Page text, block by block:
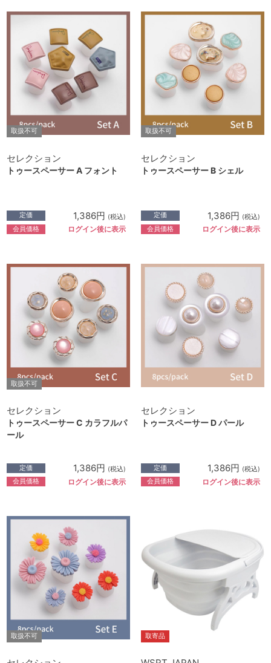
取扱不可
セレクション
トゥースペーサー A フォント
定価 1,386円 (税込)
会員価格 ログイン後に表示
取扱不可
セレクション
トゥースペーサー B シェル
定価 1,386円 (税込)
会員価格 ログイン後に表示
取扱不可
セレクション
トゥースペーサー C カラフルパ
ール
定価 1,386円 (税込)
会員価格 ログイン後に表示
セレクション
トゥースペーサー D パール
定価 1,386円 (税込)
会員価格 ログイン後に表示
取扱不可 取寄品